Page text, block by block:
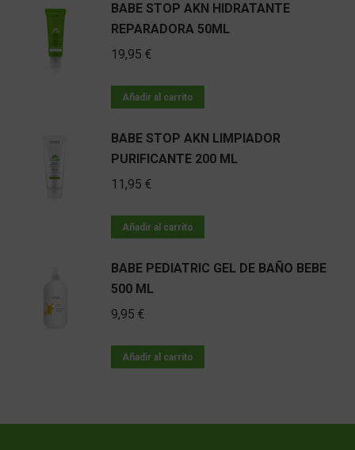
BABE STOP AKN HIDRATANTE
REPARADORA 50ML
19,95 €
Añadir al carrito
BABE STOP AKN LIMPIADOR
PURIFICANTE 200 ML
11,95 €
Añadir al carrito
BABE PEDIATRIC GEL DE BAÑO BEBE
500 ML
9,95 €
Añadir al carrito